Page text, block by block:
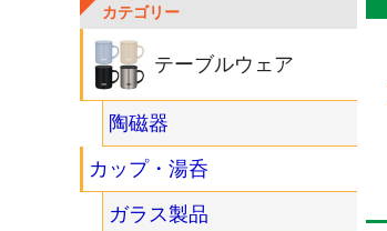
カテゴリー
テーブルウェア
陶磁器
カップ・湯呑
ガラス製品